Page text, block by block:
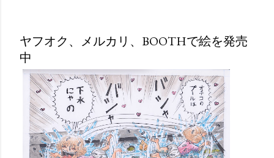
ヤフオク、メルカリ、BOOTHで絵を発売
中